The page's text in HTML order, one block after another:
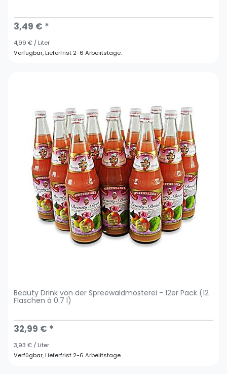
3,49 € *
4,99 € / Liter
Verfügbar, Lieferfrist 2-6 Arbeiitstage.
Beauty Drink von der Spreewaldmosterei - 12er Pack (12
Flaschen à 0.7 l)
32,99 € *
3,93 € / Liter
Verfügbar, Lieferfrist 2-6 Arbeiitstage.